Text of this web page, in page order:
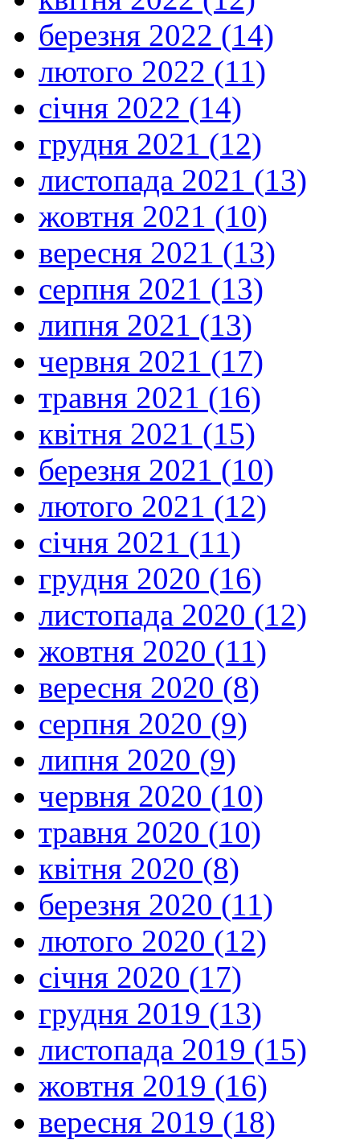
березня 2022 (14)
лютого 2022 (11)
січня 2022 (14)
грудня 2021 (12)
листопада 2021 (13)
жовтня 2021 (10)
вересня 2021 (13)
серпня 2021 (13)
липня 2021 (13)
червня 2021 (17)
травня 2021 (16)
квітня 2021 (15)
березня 2021 (10)
лютого 2021 (12)
січня 2021 (11)
грудня 2020 (16)
листопада 2020 (12)
жовтня 2020 (11)
вересня 2020 (8)
серпня 2020 (9)
липня 2020 (9)
червня 2020 (10)
травня 2020 (10)
квітня 2020 (8)
березня 2020 (11)
лютого 2020 (12)
січня 2020 (17)
грудня 2019 (13)
листопада 2019 (15)
жовтня 2019 (16)
вересня 2019 (18)